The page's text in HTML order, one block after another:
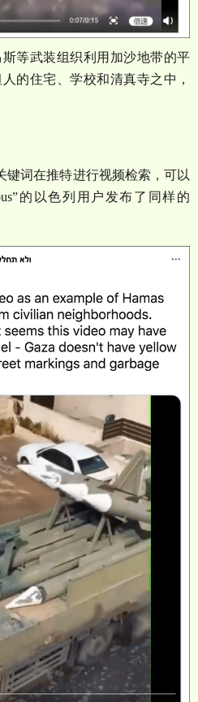
等武装组织利用加沙地带的平
的住宅、学校和清真寺之中，
键词在推特进行视频检索，可以
的以色列用户发布了同样的